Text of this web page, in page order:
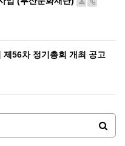
56차 정기총회 개최 공고